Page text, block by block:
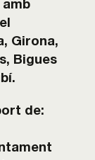
Girona,
Bigues
de: